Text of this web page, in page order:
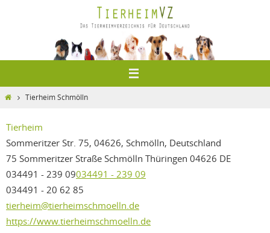
HomeTierheim Schmölln
Tierheim
Sommeritzer Str. 75, 04626, Schmölln, Deutschland
75 Sommeritzer Straße Schmölln Thüringen 04626 DE
034491 - 239 09034491 - 239 09
034491 - 20 62 85
tierheim@tierheimschmoelln.de
https://www.tierheimschmoelln.de